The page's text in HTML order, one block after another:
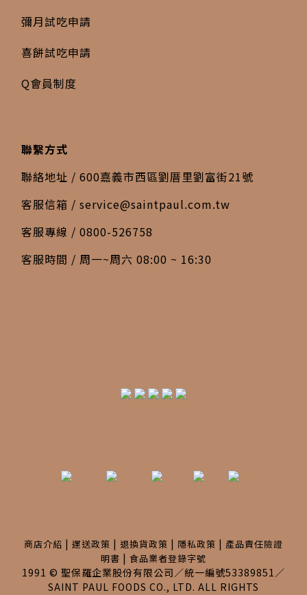
彌月試吃申請
喜餅試吃申請
Q會員制度
聯繫方式
聯絡地址 / 600嘉義市西區劉厝里劉富街21號
客服信箱 / service@saintpaul.com.tw
客服專線 / 0800-526758
客服時間 / 周一~周六 08:00 ~ 16:30
商店介紹 | 運送政策 | 退換貨政策 | 隱私政策 | 產品責任險證
明書 | 食品業者登錄字號
1991 © 聖保羅企業股份有限公司／統一編號53389851／
SAINT PAUL FOODS CO., LTD. ALL RIGHTS